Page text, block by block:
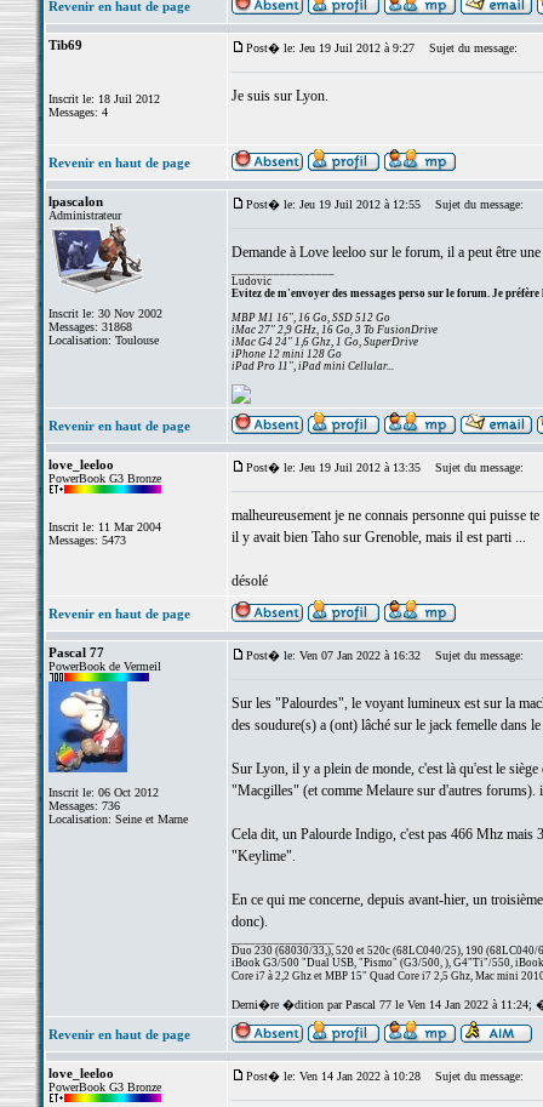
Revenir en haut de page
Tib69
Inscrit le: 18 Juil 2012
Messages: 4
Post� le: Jeu 19 Juil 2012 à 9:27 Sujet du message:
Je suis sur Lyon.
Revenir en haut de page
lpascalon
Administrateur
Inscrit le: 30 Nov 2002
Messages: 31868
Localisation: Toulouse
Post� le: Jeu 19 Juil 2012 à 12:55 Sujet du message:
Demande à Love leeloo sur le forum, il a peut être une
Ludovic
Evitez de m'envoyer des messages perso sur le forum. Je préfère
MBP M1 16", 16 Go, SSD 512 Go
iMac 27" 2,9 GHz, 16 Go, 3 To FusionDrive
iMac G4 24" 1,6 Ghz, 1 Go, SuperDrive
iPhone 12 mini 128 Go
iPad Pro 11", iPad mini Cellular...
Revenir en haut de page
love_leeloo
PowerBook G3 Bronze
Inscrit le: 11 Mar 2004
Messages: 5473
Post� le: Jeu 19 Juil 2012 à 13:35 Sujet du message:
malheureusement je ne connais personne qui puisse
il y avait bien Taho sur Grenoble, mais il est parti ...
désolé
Revenir en haut de page
Pascal 77
PowerBook de Vermeil
Inscrit le: 06 Oct 2012
Messages: 736
Localisation: Seine et Marne
Post� le: Ven 07 Jan 2022 à 16:32 Sujet du message:
Sur les "Palourdes", le voyant lumineux est sur la
des soudure(s) a (ont) lâché sur le jack femelle dans
Sur Lyon, il y a plein de monde, c'est là qu'est le
"Macgilles" (et comme Melaure sur d'autres forums).
Cela dit, un Palourde Indigo, c'est pas 466 Mhz mais
"Keylime".
En ce qui me concerne, depuis avant-hier, un
donc).
Duo 230 (68030/33,), 520 et 520c (68LC040/25), 190 (68LC040/
iBook G3/500 "Dual USB, "Pismo" (G3/500, ), G4"Ti"/550,
Core i7 à 2,2 Ghz et MBP 15" Quad Core i7 2,5 Ghz, Mac mini
Derni�re �dition par Pascal 77 le Ven 14 Jan 2022 à
Revenir en haut de page
love_leeloo
PowerBook G3 Bronze
Post� le: Ven 14 Jan 2022 à 10:28 Sujet du message: